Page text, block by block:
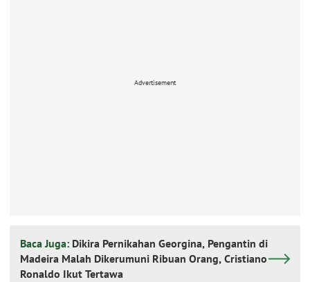
Advertisement
Baca Juga: Dikira Pernikahan Georgina, Pengantin di
Madeira Malah Dikerumuni Ribuan Orang, Cristiano
Ronaldo Ikut Tertawa